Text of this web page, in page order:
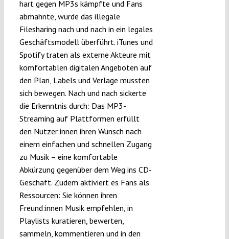
hart gegen MP3s kämpfte und Fans
abmahnte, wurde das illegale
Filesharing nach und nach in ein legales
Geschäftsmodell überführt. iTunes und
Spotify traten als externe Akteure mit
komfortablen digitalen Angeboten auf
den Plan, Labels und Verlage mussten
sich bewegen. Nach und nach sickerte
die Erkenntnis durch: Das MP3-
Streaming auf Plattformen erfüllt
den Nutzer:innen ihren Wunsch nach
einem einfachen und schnellen Zugang
zu Musik – eine komfortable
Abkürzung gegenüber dem Weg ins CD-
Geschäft. Zudem aktiviert es Fans als
Ressourcen: Sie können ihren
Freund:innen Musik empfehlen, in
Playlists kuratieren, bewerten,
sammeln, kommentieren und in den